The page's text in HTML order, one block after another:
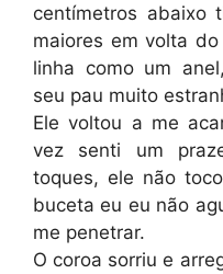
centímetros abaixo
maiores em volta
linha como um
seu pau muito
Ele voltou a me
vez senti um
toques, ele não
buceta eu eu não
me penetrar.
O coroa sorriu e